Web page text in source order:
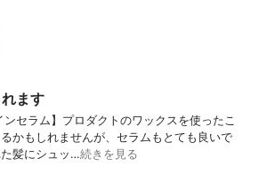
ます
ンセラム】プロダクトのワックスを使ったこ
かもしれませんが、セラムもとても良いで
髪にシュッ…続きを見る